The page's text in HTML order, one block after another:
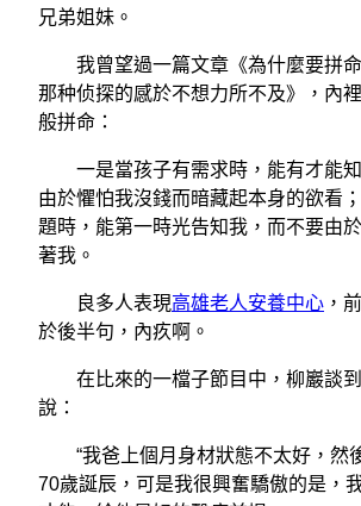
兄弟姐妹。
我曾望過一篇文章《為什麼要拼命
那种侦探的感於不想力所不及》，內
般拼命：
一是當孩子有需求時，能有才能知
由於懼怕我沒錢而暗藏起本身的欲看
題時，能第一時光告知我，而不要由
著我。
良多人表現高雄老人安養中心 ，
於後半句，內疚啊。
在比來的一檔子節目中，柳巖談到
說：
“我爸上個月身材狀態不太好，然
70歲誕辰，可是我很興奮驕傲的是，